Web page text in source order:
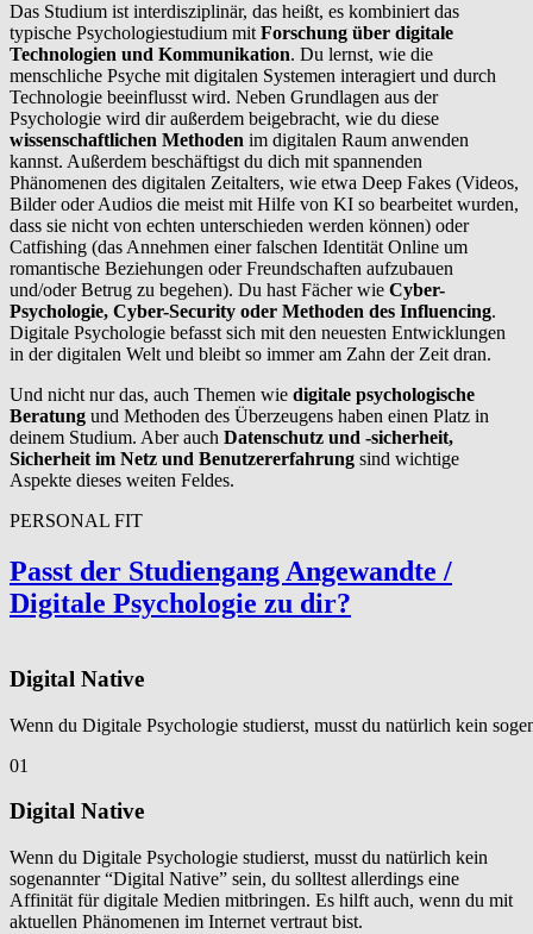
Das Studium ist interdisziplinär, das heißt, es kombiniert das
typische Psychologiestudium mitForschung über digitale
Technologien und Kommunikation. Du lernst, wie die
menschliche Psyche mit digitalen Systemen interagiert und durch
Technologie beeinflusst wird. Neben Grundlagen aus der
Psychologie wird dir außerdem beigebracht, wie du diese
wissenschaftlichen Methoden im digitalen Raum anwenden
kannst. Außerdem beschäftigst du dich mit spannenden
Phänomenen des digitalen Zeitalters, wie etwa Deep Fakes (Videos,
Bilder oder Audios die meist mit Hilfe von KI so bearbeitet wurden,
dass sie nicht von echten unterschieden werden können) oder
Catfishing (das Annehmen einer falschen Identität Online um
romantische Beziehungen oder Freundschaften aufzubauen
und/oder Betrug zu begehen). Du hast Fächer wie Cyber-
Psychologie, Cyber-Security oder Methoden des Influencing.
Digitale Psychologie befasst sich mit den neuesten Entwicklungen
in der digitalen Welt und bleibt so immer am Zahn der Zeit dran.
Und nicht nur das, auch Themen wie digitale psychologische
Beratung und Methoden des Überzeugens haben einen Platz in
deinem Studium. Aber auch Datenschutz und -sicherheit,
Sicherheit im Netz und Benutzererfahrung sind wichtige
Aspekte dieses weiten Feldes.
PERSONAL FIT
Passt der Studiengang Angewandte /
Digitale Psychologie zu dir?
Digital Native
Wenn du Digitale Psychologie studierst, musst du natürlich kein
01
Digital Native
Wenn du Digitale Psychologie studierst, musst du natürlich kein
sogenannter “Digital Native” sein, du solltest allerdings eine
Affinität für digitale Medien mitbringen. Es hilft auch, wenn du mit
aktuellen Phänomenen im Internet vertraut bist.